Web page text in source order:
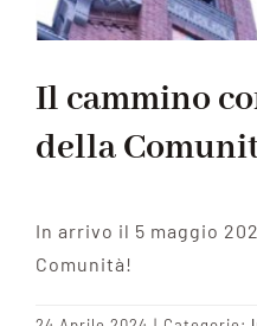
Il cammino
della
In arrivo il 5 maggio
Comunità!